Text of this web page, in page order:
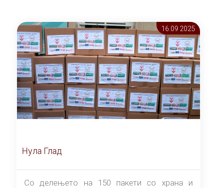
16.09 2025
Нула Глад
Со делењето на 150 пакети со храна и